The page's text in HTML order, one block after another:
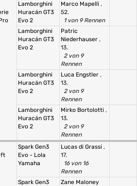
Lamborghini
Huracán GT3
Evo 2
Marco Mapelli ,
52.
1 von 9 Rennen
Lamborghini
Huracán GT3
Evo 2
Patric
Niederhauser ,
13.
2 von 9
Rennen
Lamborghini
Huracán GT3
Evo 2
Luca Engstler ,
13.
2 von 9
Rennen
Lamborghini
Huracán GT3
Evo 2
Mirko Bortolotti ,
13.
2 von 9
Rennen
Spark Gen3
Evo - Lola
Yamaha
Lucas di Grassi ,
17.
16 von 16
Rennen
Spark Gen3
Zane Maloney